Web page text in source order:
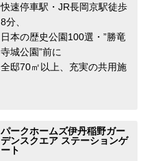
快速停車駅・JR長岡京駅徒歩
8分、
日本の歴史公園100選・”勝竜
寺城公園”前に
全邸70㎡以上、充実の共用施
パークホームズ伊丹稲野ガー
デンスクエア ステーションゲ
ート